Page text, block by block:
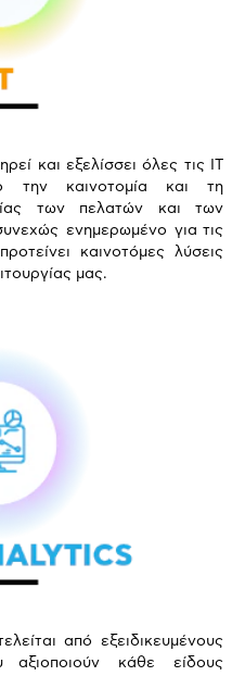
και εξελίσσει όλες τις IT
την καινοτομία και τη
των πελατών και των
ενημερωμένο για τις
καινοτόμες λύσεις
μας.
από εξειδικευμένους
κάθε είδους